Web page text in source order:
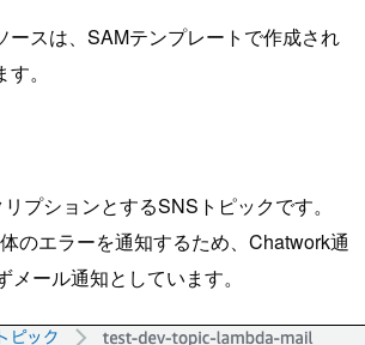
ースは、SAMテンプレートで作成され
。
プションとするSNSトピックです。
のエラーを通知するため、Chatwork通
ール通知としています。